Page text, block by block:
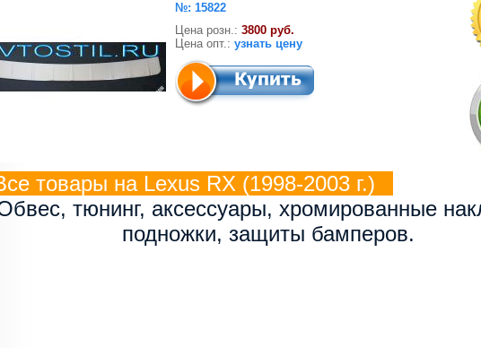
№: 15822
Цена розн.: 3800 руб.
Цена опт.: узнать цену
товары на Lexus RX (1998-2003 г.)
тюнинг, аксессуары, хромированные
подножки, защиты бамперов.